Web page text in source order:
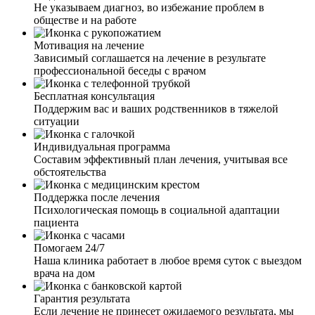
беседовал не только с братом, но и пригласил потом нас
отдельно. Рассказав все подводные камни, дал
рекомендации по поведению с зависимым человеком.
Сейчас наша семья с надеждой и верой смотрит в
будущее. Желаем вашим специалистам терпения и
успехов в их работе.
Я жена наркомана. Узнав по рекомендациям о вашей
клинике, спустя какое-то время, позвонила. И могу с
уверенностью сказать, что это лучший выбор. Общение
с сотрудниками дало мне понять, что у вас работают
профессионалы, знающие своё дело. Сейчас муж
проходит лечение, я всегда на связи с сотрудниками и
могу узнать, какая динамика выздоровления, чем он
занимается, как проходит работа с психологом.
Огромное вам спасибо за каждую оказанную помощь и
поддержку в таких не легких жизненных ситуациях.
Я редко употребляю наркотики. Но в этот раз, на дне
рождении, я сильно перебрала с амфетамином. У меня
пошла кровь из носа, и я сильно напугалась. Позвонив
брату, все ему рассказала, и он начал предпринимать
Не указываем диагноз, во избежание проблем в
обществе и на работе
Мотивация на лечение
Зависимый соглашается на лечение в результате
профессиональной беседы с врачом
Бесплатная консультация
Поддержим вас и ваших родственников в тяжелой
ситуации
Индивидуальная программа
Составим эффективный план лечения, учитывая все
обстоятельства
Поддержка после лечения
Психологическая помощь в социальной адаптации
пациента
Помогаем 24/7
Наша клиника работает в любое время суток с выездом
врача на дом
Гарантия результата
Если лечение не принесет ожидаемого результата, мы